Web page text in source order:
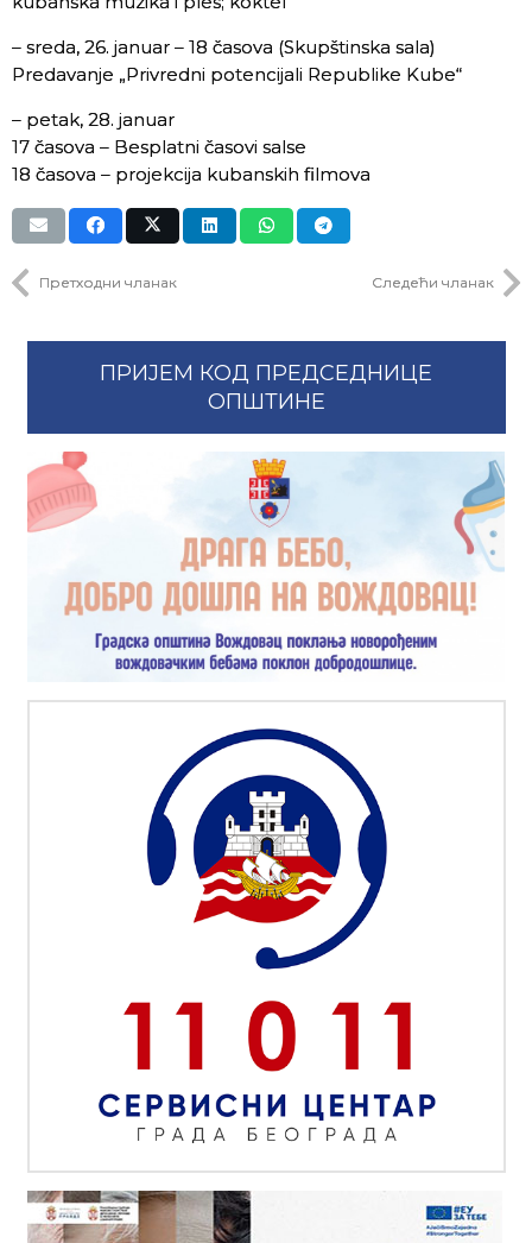
– sreda, 26. januar – 18 časova (Skupštinska sala)
Predavanje „Privredni potencijali Republike Kube“
– petak, 28. januar
17 časova – Besplatni časovi salse
18 časova – projekcija kubanskih filmova
Претходни чланак Следећи чланак
ПРИЈЕМ КОД ПРЕДСЕДНИЦЕ
ОПШТИНЕ